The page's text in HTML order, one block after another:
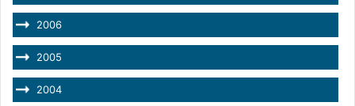
2006
2005
2004